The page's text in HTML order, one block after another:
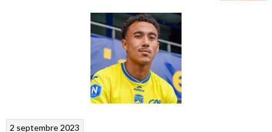
2 septembre 2023